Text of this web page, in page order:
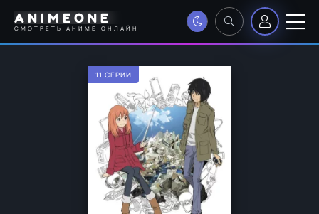
ANIMEONE
СМОТРЕТЬ АНИМЕ ОНЛАЙН
11 СЕРИИ